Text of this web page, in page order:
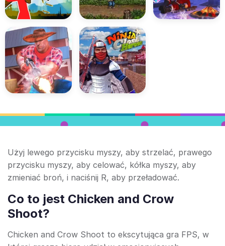
Użyj lewego przycisku myszy, aby strzelać, prawego
przycisku myszy, aby celować, kółka myszy, aby
zmieniać broń, i naciśnij R, aby przeładować.
Co to jest Chicken and Crow
Shoot?
Chicken and Crow Shoot to ekscytująca gra FPS, w